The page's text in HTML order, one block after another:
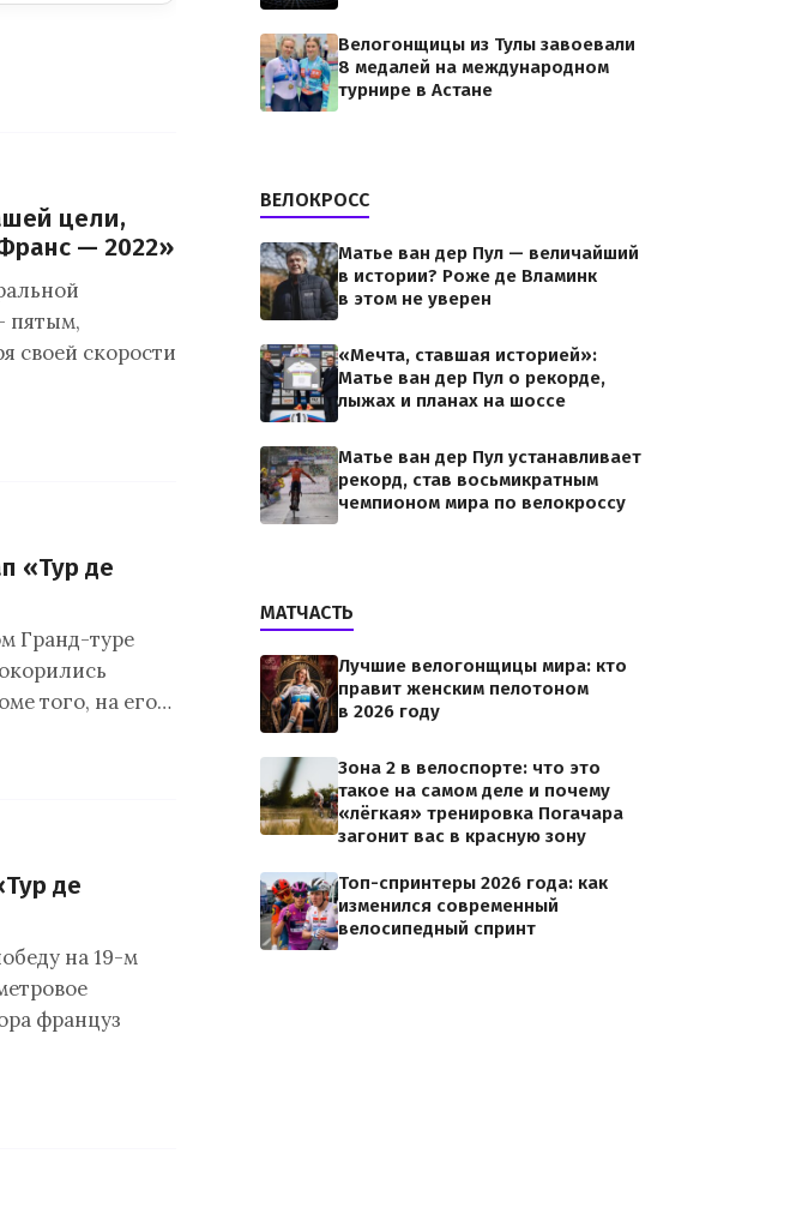
цели,
— 2022»
пятым,
своей скорости
«Тур де
Гранд-туре
того, на его…
де
на 19-м
француз
Велогонщицы из Тулы завоевали
8 медалей на международном
турнире в Астане
ВЕЛОКРОСС
Матье ван дер Пул — величайший
в истории? Роже де Вламинк
в этом не уверен
«Мечта, ставшая историей»:
Матье ван дер Пул о рекорде,
лыжах и планах на шоссе
Матье ван дер Пул устанавливает
рекорд, став восьмикратным
чемпионом мира по велокроссу
МАТЧАСТЬ
Лучшие велогонщицы мира: кто
правит женским пелотоном
в 2026 году
Зона 2 в велоспорте: что это
такое на самом деле и почему
«лёгкая» тренировка Погачара
загонит вас в красную зону
Топ-спринтеры 2026 года: как
изменился современный
велосипедный спринт